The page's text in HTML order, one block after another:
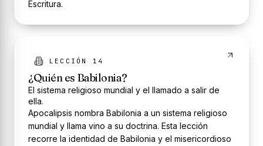
Escritura.
LECCIÓN 14
¿Quién es Babilonia?
El sistema religioso mundial y el llamado a salir de
ella.
Apocalipsis nombra Babilonia a un sistema religioso
mundial y llama vino a su doctrina. Esta lección
recorre la identidad de Babilonia y el misericordioso